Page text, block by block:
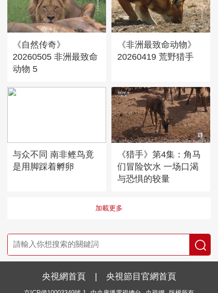
《自然传奇》
20260505 非洲最致命
动物 5
《非洲最致命动物》
20260419 荒野猎手
与众不同 南非鲣鸟竟
是用脚踩着孵卵
《猎手》第4集：角马
们冒险饮水 一场口渴
与恐惧的较量
加載更多
央視網首頁 | 央視節目官網首頁